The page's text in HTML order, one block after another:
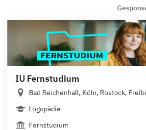
IU Fernstudium
Bad Reichenhall, Köln, Rostock,
Logopädie
Fernstudium